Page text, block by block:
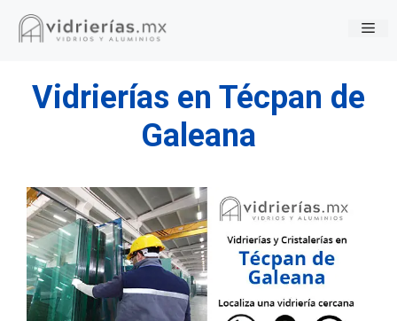
Saltar
Vidrierías en Técpan de
Galeana